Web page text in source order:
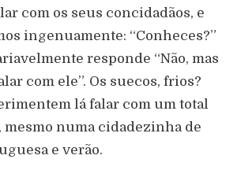
com os seus concidadãos, e
ingenuamente: “Conheces?”
responde “Não, mas
com ele”. Os suecos, frios?
lá falar com um total
numa cidadezinha de
e verão.